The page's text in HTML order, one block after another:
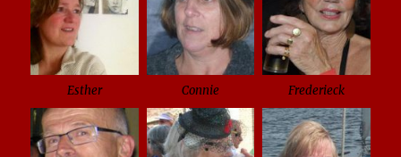
Esther Connie Frederieck